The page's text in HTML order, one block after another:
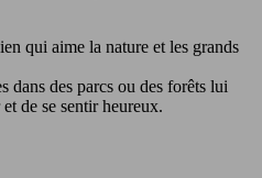
qui aime la nature et les grands
dans des parcs ou des forêts lui
de se sentir heureux.